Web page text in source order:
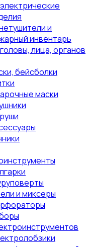
и
инвентарь
лица, органов
бейсболки
маски
и миксеры